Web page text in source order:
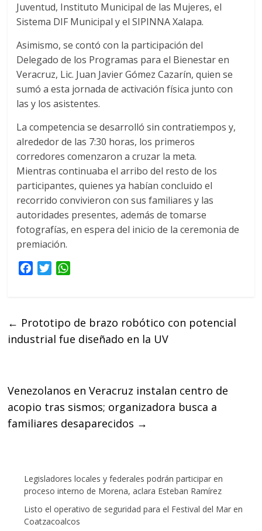
Juventud, Instituto Municipal de las Mujeres, el
Sistema DIF Municipal y el SIPINNA Xalapa.
Asimismo, se contó con la participación del
Delegado de los Programas para el Bienestar en
Veracruz, Lic. Juan Javier Gómez Cazarín, quien se
sumó a esta jornada de activación física junto con
las y los asistentes.
La competencia se desarrolló sin contratiempos y,
alrededor de las 7:30 horas, los primeros
corredores comenzaron a cruzar la meta.
Mientras continuaba el arribo del resto de los
participantes, quienes ya habían concluido el
recorrido convivieron con sus familiares y las
autoridades presentes, además de tomarse
fotografías, en espera del inicio de la ceremonia de
premiación.
b
o
T
t
e
s
A
← Prototipo de brazo robótico con potencial
industrial fue diseñado en la UV
Venezolanos en Veracruz instalan centro de
acopio tras sismos; organizadora busca a
familiares desaparecidos →
Legisladores locales y federales podrán participar en
proceso interno de Morena, aclara Esteban Ramírez
Listo el operativo de seguridad para el Festival del Mar en
Coatzacoalcos